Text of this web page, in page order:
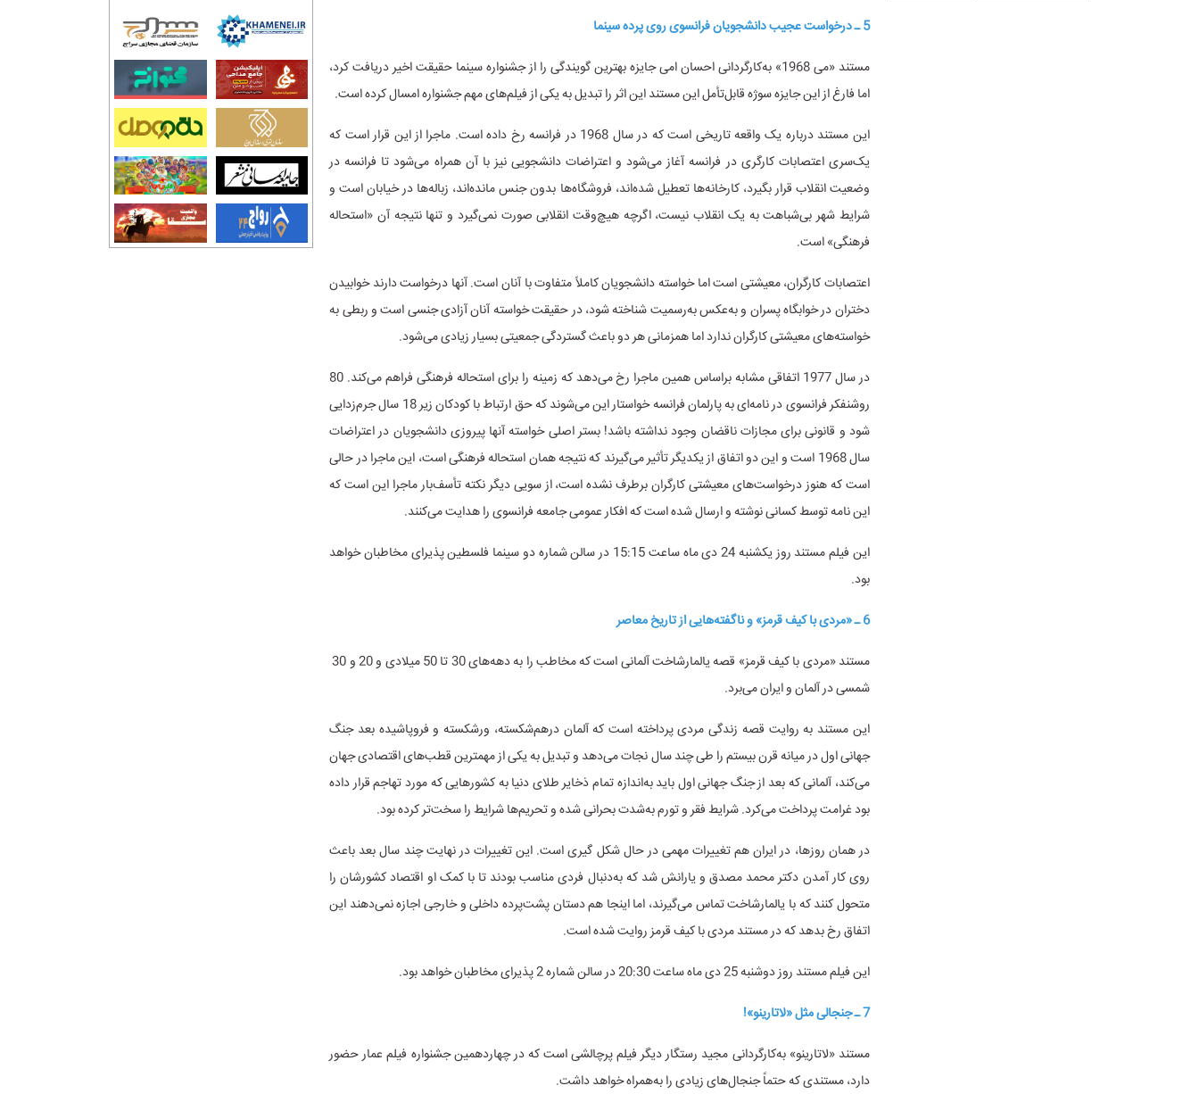
5 ـ درخواست عجیب دانشجویان فرانسوی روی پرده سینما
مستند «می 1968» به‌کارگردانی احسان امی جایزه بهترین گویندگی را از جشنواره سینما حقیقت اخیر دریافت کرد،
اما فارغ از این جایزه سوژه قابل‌تأمل این مستند این اثر را تبدیل به یکی از فیلم‌های مهم جشنواره امسال کرده است.
این مستند درباره یک واقعه تاریخی است که در سال 1968 در فرانسه رخ داده است. ماجرا از این قرار است که
یک‌سری اعتصابات کارگری در فرانسه آغاز می‌شود و اعتراضات دانشجویی نیز با آن همراه می‌شود تا فرانسه در
وضعیت انقلاب قرار بگیرد، کارخانه‌ها تعطیل شده‌اند، فروشگاه‌ها بدون جنس مانده‌اند، زباله‌ها در خیابان است و
شرایط شهر بی‌شباهت به یک انقلاب نیست، اگرچه هیچ‌وقت انقلابی صورت نمی‌گیرد و تنها نتیجه آن «استحاله
فرهنگی» است.
اعتصابات کارگران، معیشتی است اما خواسته دانشجویان کاملاً متفاوت با آنان است. آنها درخواست دارند خوابیدن
دختران در خوابگاه پسران و به‌عکس به‌رسمیت شناخته شود، در حقیقت خواسته آنان آزادی جنسی است و ربطی به
خواسته‌های معیشتی کارگران ندارد اما همزمانی هر دو باعث گستردگی جمعیتی بسیار زیادی می‌شود.
در سال 1977 اتفاقی مشابه براساس همین ماجرا رخ می‌دهد که زمینه را برای استحاله فرهنگی فراهم می‌کند. 80
روشنفکر فرانسوی در نامه‌ای به پارلمان فرانسه خواستار این می‌شوند که حق ارتباط با کودکان زیر 18 سال جرم‌زدایی
شود و قانونی برای مجازات ناقضان وجود نداشته باشد! بستر اصلی خواسته آنها پیروزی دانشجویان در اعتراضات
سال 1968 است و این دو اتفاق از یکدیگر تأثیر می‌گیرند که نتیجه همان استحاله فرهنگی است، این ماجرا در حالی
است که هنوز درخواست‌های معیشتی کارگران برطرف نشده است، از سویی دیگر نکته تأسف‌بار ماجرا این است که
این نامه توسط کسانی نوشته و ارسال شده است که افکار عمومی جامعه فرانسوی را هدایت می‌کنند.
این فیلم مستند روز یکشنبه 24 دی ماه ساعت 15:15 در سالن شماره دو سینما فلسطین پذیرای مخاطبان خواهد
بود.
6 ـ «مردی با کیف قرمز» و ناگفته‌هایی از تاریخ معاصر
مستند «مردی با کیف قرمز» قصه یالمارشاخت آلمانی است که مخاطب را به دهه‌های 30 تا 50 میلادی و 20 و 30
شمسی در آلمان و ایران می‌برد.
این مستند به روایت قصه زندگی مردی پرداخته است که آلمان در‌هم‌شکسته، ورشکسته و فروپاشیده بعد جنگ
جهانی اول در میانه قرن بیستم را طی چند سال نجات می‌دهد و تبدیل به یکی از مهمترین قطب‌های اقتصادی جهان
می‌کند، آلمانی که بعد از جنگ جهانی اول باید به‌اندازه تمام ذخایر طلای دنیا به کشور‌هایی که مورد تهاجم قرار داده
بود غرامت پرداخت می‌کرد. شرایط فقر و تورم به‌شدت بحرانی شده و تحریم‌ها شرایط را سخت‌تر کرده بود.
در همان روزها، در ایران هم تغییرات مهمی در حال شکل گیری است. این تغییرات در نهایت چند سال بعد باعث
روی کار آمدن دکتر محمد مصدق و یارانش شد که به‌دنبال فردی مناسب بودند تا با کمک او اقتصاد کشورشان را
متحول کنند که با یالمارشاخت تماس می‌گیرند، اما اینجا هم دستان پشت‌پرده داخلی و خارجی اجازه نمی‌دهند این
اتفاق رخ بدهد که در مستند مردی با کیف قرمز روایت شده است.
این فیلم مستند روز دوشنبه 25 دی ماه ساعت 20:30 در سالن شماره 2 پذیرای مخاطبان خواهد بود.
7 ـ جنجالی مثل «لاتارینو»!
مستند «لاتارینو» به‌کارگردانی مجید رستگار دیگر فیلم پرچالشی است که در چهاردهمین جشنواره فیلم عمار حضور
دارد، مستندی که حتماً جنجال‌های زیادی را به‌همراه خواهد داشت.